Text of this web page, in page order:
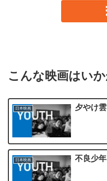
こんな映画はい
日本映画 夕やけ
日本映画 不良少年